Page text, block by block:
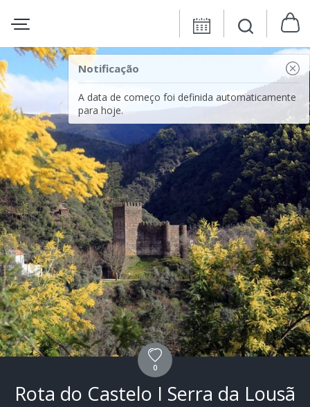
Notificação
A data de começo foi definida automaticamente
para hoje.
0
Rota do Castelo I Serra da Lousã